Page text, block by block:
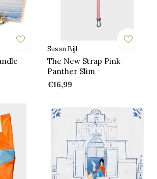
Susan Bijl
The New Strap Pink
Panther Slim
€16,99